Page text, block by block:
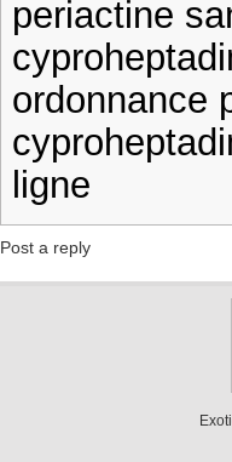
periactine
ordonnance
ligne
Post a reply